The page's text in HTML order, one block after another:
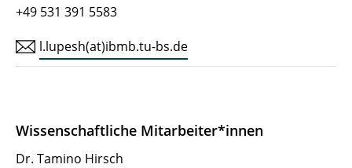
+49 531 391 5583
l.lupesh(at)ibmb.tu-bs.de
Wissenschaftliche Mitarbeiter*innen
Dr. Tamino Hirsch